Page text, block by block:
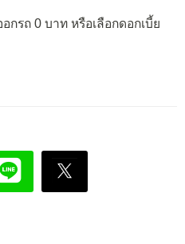
กรถ 0 บาท หรือเลือกดอกเบี้ย